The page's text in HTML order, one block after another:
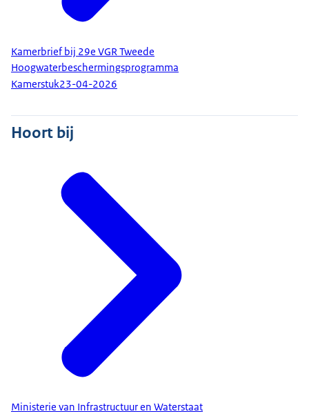
Kamerbrief bij 29e VGR Tweede
Hoogwaterbeschermingsprogramma
Kamerstuk23-04-2026
Hoort bij
Ministerie van Infrastructuur en Waterstaat